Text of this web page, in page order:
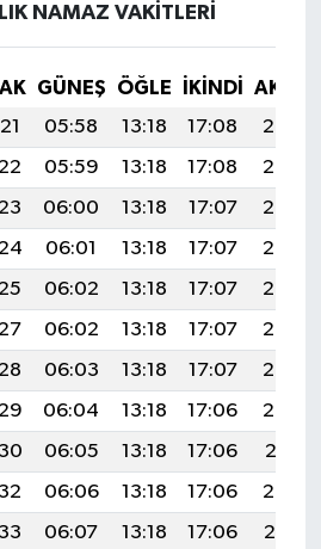
NAMAZ VAKITLERI
GÜNEŞ ÖĞLE İKINDI
05:58 13:18 17:08
20:28
05:59 13:18 17:08
20:27
06:00 13:18 17:07
20:26
06:01 13:18 17:07
20:25
06:02 13:18 17:07
20:25
06:02 13:18 17:07
20:24
06:03 13:18 17:07
20:23
06:04 13:18 17:06
20:22
06:05 13:18 17:06
20:21
06:06 13:18 17:06
20:20
06:07 13:18 17:06
20:19